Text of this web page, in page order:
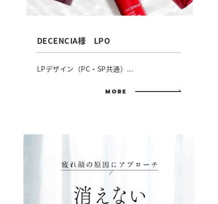
DECENCIA様 LPO
LPデザイン（PC・SP共通）...
MORE